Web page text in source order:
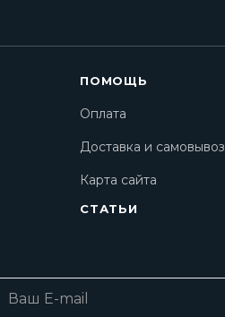
ПОМОЩЬ
Оплата
Доставка и самовывоз
Карта сайта
СТАТЬИ